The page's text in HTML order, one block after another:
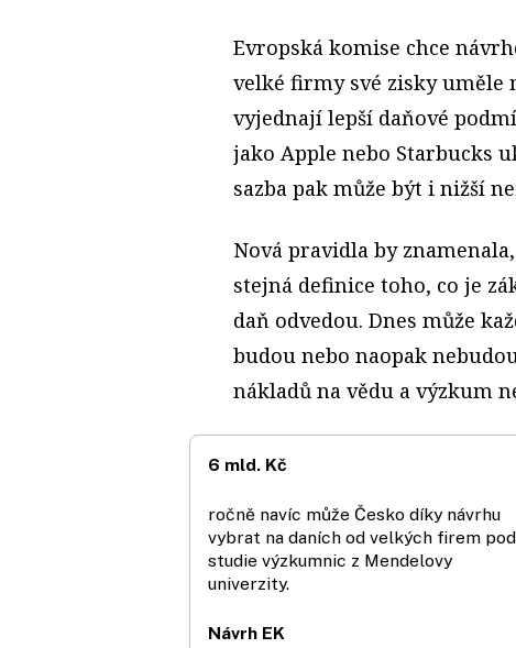
Evropská komise chce
velké firmy své zisky uměle
vyjednají lepší daňové
jako Apple nebo Starbucks
sazba pak může být i nižší
Nová pravidla by
stejná definice toho, co je
daň odvedou. Dnes může
budou nebo naopak
nákladů na vědu a výzkum
6 mld. Kč
ročně navíc může Česko díky návrhu
vybrat na daních od velkých firem
studie výzkumnic z Mendelovy
univerzity.
Návrh EK